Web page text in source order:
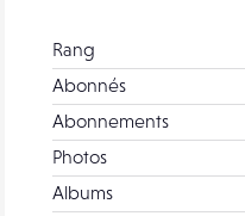
Rang
Abonnés
Abonnements
Photos
Albums